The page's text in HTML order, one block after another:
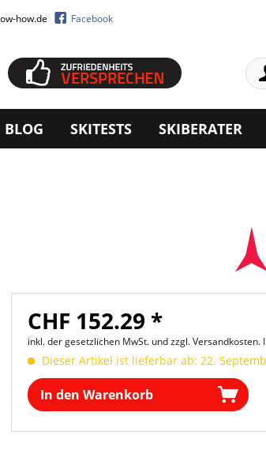
how.de Facebook
BLOG SKITESTS SKIBERATER
CHF 152.29 *
inkl. der gesetzlichen MwSt. undzzgl. Versandkosten.
Dieser Artikel ist lieferbar ab: 22.
In den Warenkorb